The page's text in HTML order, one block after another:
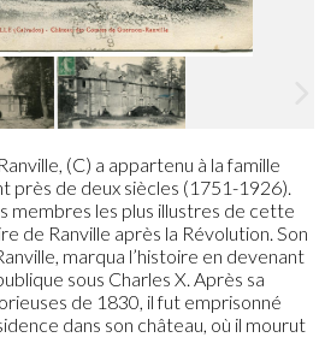
(C) a appartenu à la famille
près de deux siècles (1751-1926).
membres les plus illustres de cette
de Ranville après la Révolution. Son
marqua l’histoire en devenant
sous Charles X. Après sa
de 1830, il fut emprisonné
dans son château, où il mourut